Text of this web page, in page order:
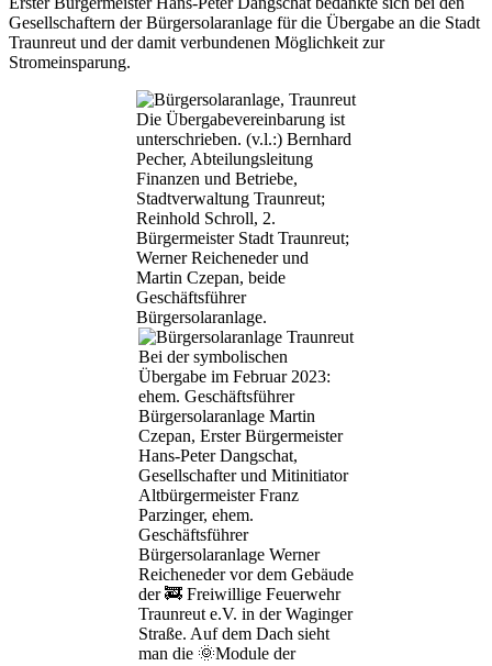
Gesellschaftern der Bürgersolaranlage für die Übergabe an die Stadt
Traunreut und der damit verbundenen Möglichkeit zur
Stromeinsparung.
Die Übergabevereinbarung ist
unterschrieben. (v.l.:) Bernhard
Pecher, Abteilungsleitung
Finanzen und Betriebe,
Stadtverwaltung Traunreut;
Reinhold Schroll, 2.
Bürgermeister Stadt Traunreut;
Werner Reicheneder und
Martin Czepan, beide
Geschäftsführer
Bürgersolaranlage.
Bei der symbolischen
Übergabe im Februar 2023:
ehem. Geschäftsführer
Bürgersolaranlage Martin
Czepan, Erster Bürgermeister
Hans-Peter Dangschat,
Gesellschafter und Mitinitiator
Altbürgermeister Franz
Parzinger, ehem.
Geschäftsführer
Bürgersolaranlage Werner
Reicheneder vor dem Gebäude
der 🚒 Freiwillige Feuerwehr
Traunreut e.V. in der Waginger
Straße. Auf dem Dach sieht
man die 🌞Module der